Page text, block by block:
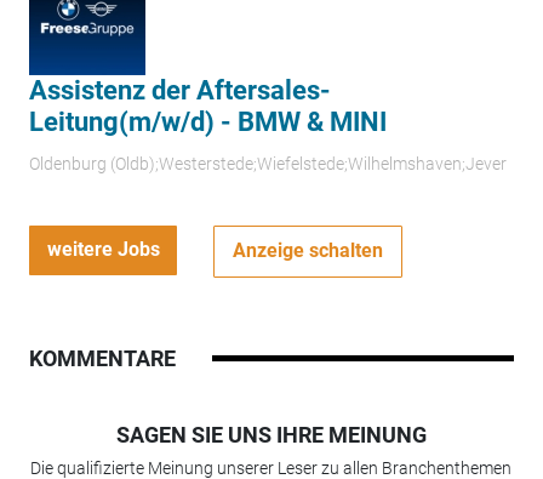
Assistenz der Aftersales-
Leitung(m/w/d) - BMW & MINI
Oldenburg (Oldb);Westerstede;Wiefelstede;Wilhelmshaven;Jever
weitere Jobs Anzeige schalten
KOMMENTARE
SAGEN SIE UNS IHRE MEINUNG
Die qualifizierte Meinung unserer Leser zu allen Branchenthemen